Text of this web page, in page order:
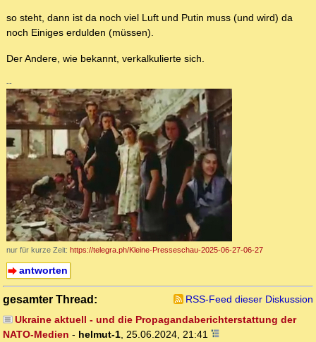
so steht, dann ist da noch viel Luft und Putin muss (und wird) da
noch Einiges erdulden (müssen).
Der Andere, wie bekannt, verkalkulierte sich.
--
nur für kurze Zeit: https://telegra.ph/Kleine-Presseschau-2025-06-27-06-27
antworten
gesamter Thread:
RSS-Feed dieser Diskussion
Ukraine aktuell - und die Propagandaberichterstattung der
NATO-Medien - helmut-1, 25.06.2024, 21:41